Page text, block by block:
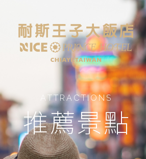
ATTRACTIONS
推薦景點